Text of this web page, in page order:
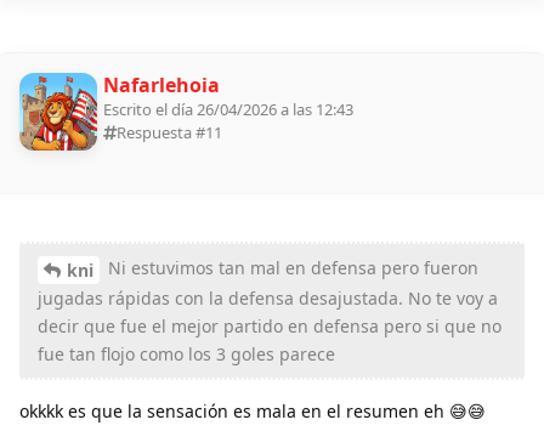
Nafarlehoia
Escrito el día 26/04/2026 a las 12:43
Respuesta #11
kni
Ni estuvimos tan mal en defensa pero fueron
jugadas rápidas con la defensa desajustada. No te voy a
decir que fue el mejor partido en defensa pero si que no
fue tan flojo como los 3 goles parece
okkkk es que la sensación es mala en el resumen eh 😅😅